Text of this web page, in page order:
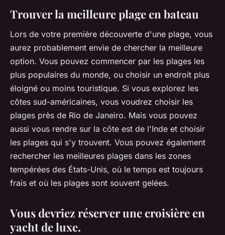
Trouver la meilleure plage en bateau
Lors de votre première découverte d'une plage, vous
aurez probablement envie de chercher la meilleure
option. Vous pouvez commencer par les plages les
plus populaires du monde, ou choisir un endroit plus
éloigné ou moins touristique. Si vous explorez les
côtes sud-américaines, vous voudrez choisir les
plages près de Rio de Janeiro. Mais vous pouvez
aussi vous rendre sur la côte est de l'Inde et choisir
les plages qui s'y trouvent. Vous pouvez également
rechercher les meilleures plages dans les zones
tempérées des États-Unis, où le temps est toujours
frais et où les plages sont souvent gelées.
Vous devriez réserver une croisière en
yacht de luxe.